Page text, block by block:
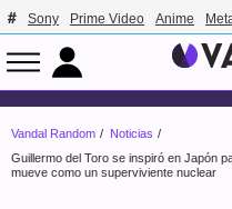
Sony Prime Video Anime
Vandal Random
Noticias
Guillermo del Toro se inspiró en Japón
mueve como un superviviente nuclear